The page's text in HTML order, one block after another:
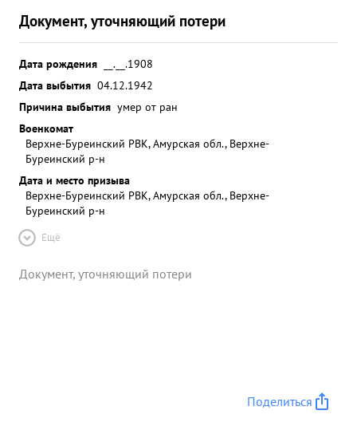
Документ, уточняющий потери
Дата рождения
__.__.1908
Дата выбытия 04.12.1942
Причина выбытия умер от ран
Военкомат
Верхне-Буреинский РВК, Амурская обл., Верхне-
Буреинский р-н
Дата и место призыва
Верхне-Буреинский РВК, Амурская обл., Верхне-
Буреинский р-н
Ещё
Документ, уточняющий потери
Поделиться